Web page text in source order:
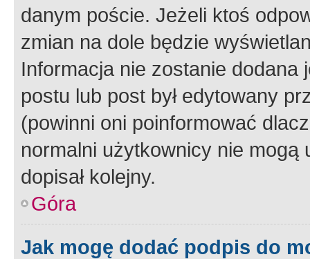
danym poście. Jeżeli ktoś
zmian na dole będzie
Informacja nie zostanie dodana
postu lub post był edytowany
(powinni oni poinformować
normalni użytkownicy nie
dopisał kolejny.
Góra
Jak mogę dodać podpis do